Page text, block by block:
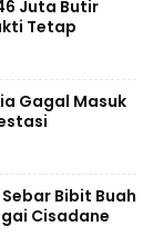
Juta Butir
Tetap
Gagal Masuk
Bibit Buah
Cisadane